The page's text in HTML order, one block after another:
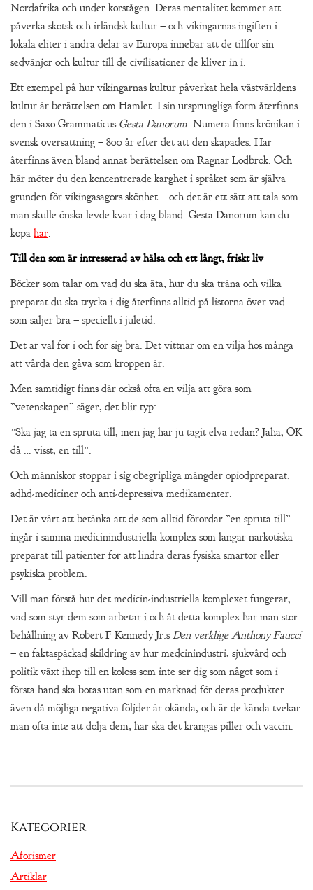
Nordafrika och under korstågen. Deras mentalitet kommer att
påverka skotsk och irländsk kultur – och vikingarnas ingiften i
lokala eliter i andra delar av Europa innebär att de tillför sin
sedvänjor och kultur till de civilisationer de kliver in i.
Ett exempel på hur vikingarnas kultur påverkat hela västvärldens
kultur är berättelsen om Hamlet. I sin ursprungliga form återfinns
den i Saxo Grammaticus Gesta Danorum. Numera finns krönikan i
svensk översättning – 800 år efter det att den skapades. Här
återfinns även bland annat berättelsen om Ragnar Lodbrok. Och
här möter du den koncentrerade karghet i språket som är själva
grunden för vikingasagors skönhet – och det är ett sätt att tala som
man skulle önska levde kvar i dag bland. Gesta Danorum kan du
köpa här.
Till den som är intresserad av hälsa och ett långt, friskt liv
Böcker som talar om vad du ska äta, hur du ska träna och vilka
preparat du ska trycka i dig återfinns alltid på listorna över vad
som säljer bra – speciellt i juletid.
Det är väl för i och för sig bra. Det vittnar om en vilja hos många
att vårda den gåva som kroppen är.
Men samtidigt finns där också ofta en vilja att göra som
”vetenskapen” säger, det blir typ:
”Ska jag ta en spruta till, men jag har ju tagit elva redan? Jaha, OK
då … visst, en till”.
Och människor stoppar i sig obegripliga mängder opiodpreparat,
adhd-mediciner och anti-depressiva medikamenter.
Det är värt att betänka att de som alltid förordar ”en spruta till”
ingår i samma medicinindustriella komplex som langar narkotiska
preparat till patienter för att lindra deras fysiska smärtor eller
psykiska problem.
Vill man förstå hur det medicin-industriella komplexet fungerar,
vad som styr dem som arbetar i och åt detta komplex har man stor
behållning av Robert F Kennedy Jr:sDen verklige Anthony Faucci
– en faktaspäckad skildring av hur medcinindustri, sjukvård och
politik växt ihop till en koloss som inte ser dig som något som i
första hand ska botas utan som en marknad för deras produkter –
även då möjliga negativa följder är okända, och är de kända tvekar
man ofta inte att dölja dem; här ska det krängas piller och vaccin.
Kategorier
Aforismer
Artiklar